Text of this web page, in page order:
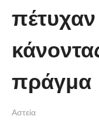
άλλον
πράγμα
Αστεία